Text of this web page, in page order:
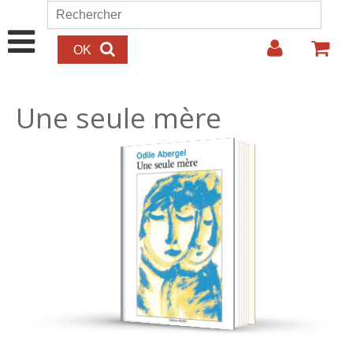
Aller au contenu principal
Formulaire de recherche
Rechercher
Une seule mère
15.00€